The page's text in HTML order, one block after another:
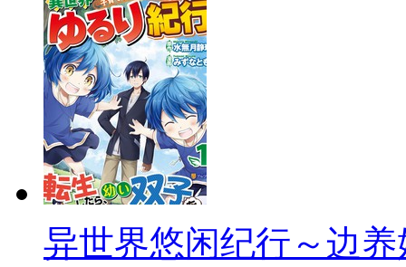
异世界悠闲纪行～边